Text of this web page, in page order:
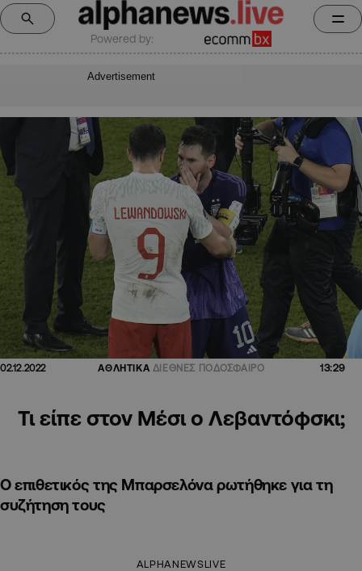
Powered by:
Advertisement
02.12.2022 ΑΘΛΗΤΙΚΑ ΔΙΕΘΝΕΣ ΠΟΔΟΣΦΑΙΡΟ 13:29
Τι είπε στον Μέσι ο Λεβαντόφσκι;
Ο επιθετικός της Μπαρσελόνα ρωτήθηκε για τη
συζήτηση τους
ALPHANEWSLIVE